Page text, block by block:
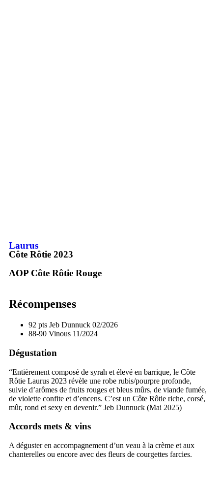
Laurus
Côte Rôtie 2023
AOP Côte Rôtie Rouge
Récompenses
92 pts Jeb Dunnuck 02/2026
88-90 Vinous 11/2024
Dégustation
“Entièrement composé de syrah et élevé en barrique, le Côte
Rôtie Laurus 2023 révèle une robe rubis/pourpre profonde,
suivie d’arômes de fruits rouges et bleus mûrs, de viande fumée,
de violette confite et d’encens. C’est un Côte Rôtie riche, corsé,
mûr, rond et sexy en devenir.” Jeb Dunnuck (Mai 2025)
Accords mets & vins
A déguster en accompagnement d’un veau à la crème et aux
chanterelles ou encore avec des fleurs de courgettes farcies.